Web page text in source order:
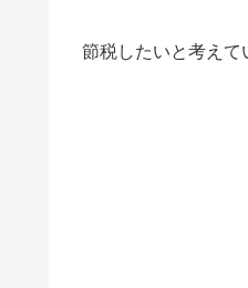
節税したいと考えて